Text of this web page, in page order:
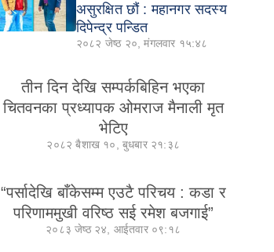
असुरक्षित छौं : महानगर सदस्य
दिपेन्द्र पन्डित
२०८२ जेष्ठ २०, मंगलवार १५:४८
तीन दिन देखि सम्पर्कबिहिन भएका
चितवनका प्रध्यापक ओमराज मैनाली मृत
भेटिए
२०८२ बैशाख १०, बुधबार २१:३८
“पर्सादेखि बाँकेसम्म एउटै परिचय : कडा र
परिणाममुखी वरिष्ठ सई रमेश बजगाई”
२०८३ जेष्ठ २४, आईतवार ०९:१८